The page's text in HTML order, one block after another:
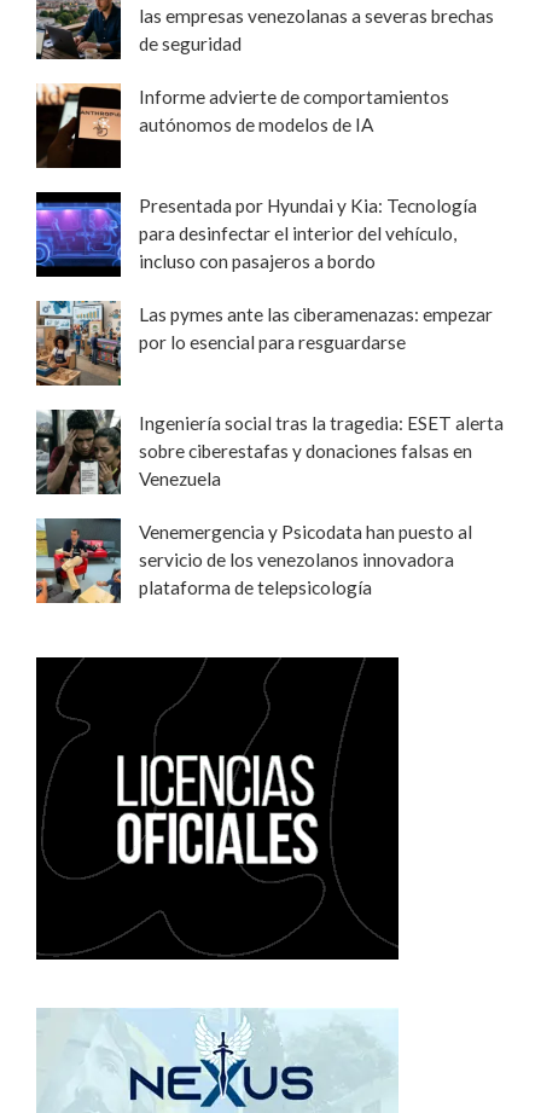
las empresas venezolanas a severas brechas
de seguridad
Informe advierte de comportamientos
autónomos de modelos de IA
Presentada por Hyundai y Kia: Tecnología
para desinfectar el interior del vehículo,
incluso con pasajeros a bordo
Las pymes ante las ciberamenazas: empezar
por lo esencial para resguardarse
Ingeniería social tras la tragedia: ESET alerta
sobre ciberestafas y donaciones falsas en
Venezuela
Venemergencia y Psicodata han puesto al
servicio de los venezolanos innovadora
plataforma de telepsicología